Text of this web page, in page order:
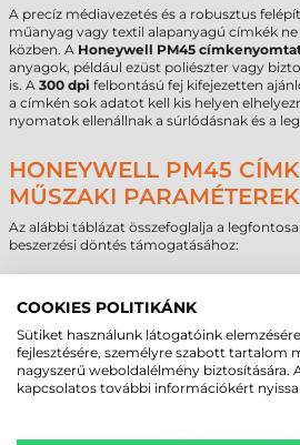
A precíz médiavezetés és a robusztus
műanyag vagy textil alapanyagú címkék
közben. A Honeywell PM45
anyagok, például ezüst poliészter vagy
is. A 300 dpi felbontású fej kifejezetten
a címkén sok adatot kell kis helyen
nyomatok ellenállnak a súrlódásnak és a
HONEYWELL PM45
MŰSZAKI PARAMÉTEREK
Az alábbi táblázat összefoglalja a
beszerzési döntés támogatásához:
Modell
PM45
Felbontás
300 dpi
Max. tekercsátmérő
213 mm
Cséveméret
19 mm, 25 mm,
Interfész
,
COOKIES POLITIKÁNK
Sütiket használunk látogatóink
fejlesztésére, személyre szabott tartalom
nagyszerű weboldalélmény biztosítására.
kapcsolatos további információkért